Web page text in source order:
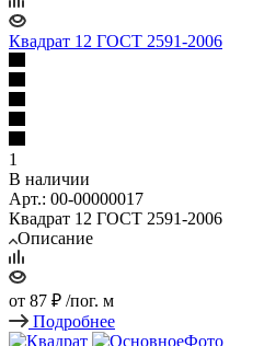
Квадрат 12 ГОСТ 2591-2006
1
В наличии
Арт.: 00-00000017
Квадрат 12 ГОСТ 2591-2006
Описание
от 87 ₽ /пог. м
Подробнее